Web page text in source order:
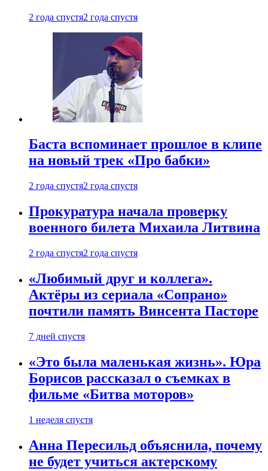
2 года спустя2 года спустя
Баста вспоминает прошлое в клипе
на новый трек «Про бабки»
2 года спустя2 года спустя
Прокуратура начала проверку
военного билета Михаила Литвина
2 года спустя2 года спустя
«Любимый друг и коллега».
Актёры из сериала «Сопрано»
почтили память Винсента Пасторе
7 дней спустя
«Это была маленькая жизнь». Юра
Борисов рассказал о съемках в
фильме «Битва моторов»
1 неделя спустя
Анна Пересильд объяснила, почему
не будет учиться актерскому